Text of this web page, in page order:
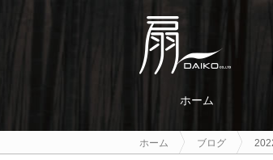
ホーム
ホーム ブログ